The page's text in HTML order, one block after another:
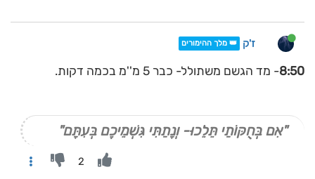
ז'ק 👑 מלך ההימורים
8:50- מד הגשם משתולל- כבר 5 מ''מ בכמה דקות.
"אִם בְּחֻקּוֹתַי תֵּלֵכוּ- וְנָתַתִּי גִּשְׁמֵיכֶם בְּעִתָּם"
2